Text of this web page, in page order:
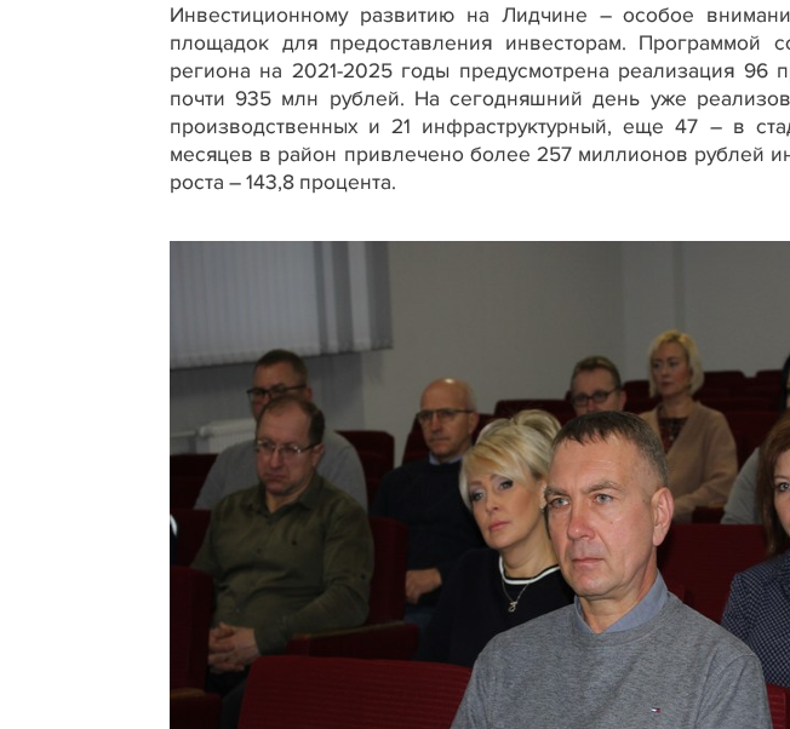
Инвестиционному развитию на Лидчине – особое
площадок для предоставления инвесторам. Программой
региона на 2021-2025 годы предусмотрена реализация 96
почти 935 млн рублей. На сегодняшний день уже
производственных и 21 инфраструктурный, еще 47 – в
месяцев в район привлечено более 257 миллионов рублей
роста – 143,8 процента.